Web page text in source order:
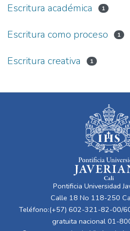
Escritura académica 1
Escritura como proceso 1
Escritura creativa 1
Pontificia Universidad
Calle 18 No 118-250
Teléfono:(+57) 602-321-82-00/
gratuita nacional 01-